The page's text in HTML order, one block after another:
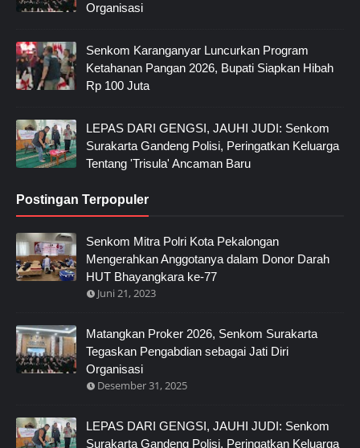
Organisasi
Senkom Karanganyar Luncurkan Program
Ketahanan Pangan 2026, Bupati Siapkan Hibah
Rp 100 Juta
LEPAS DARI GENGSI, JAUHI JUDI: Senkom
Surakarta Gandeng Polisi, Peringatkan Keluarga
Tentang 'Trisula' Ancaman Baru
Postingan Terpopuler
Senkom Mitra Polri Kota Pekalongan
Mengerahkan Anggotanya dalam Donor Darah
HUT Bhayangkara ke-77
Juni 21, 2023
Matangkan Proker 2026, Senkom Surakarta
Tegaskan Pengabdian sebagai Jati Diri
Organisasi
Desember 31, 2025
LEPAS DARI GENGSI, JAUHI JUDI: Senkom
Surakarta Gandeng Polisi, Peringatkan Keluarga